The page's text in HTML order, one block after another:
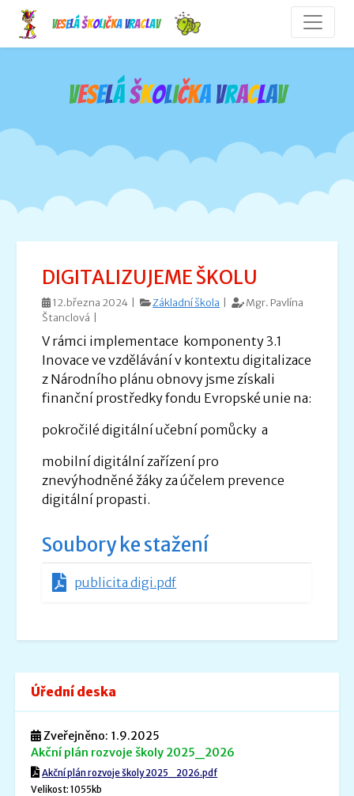
Veselá školička Vraclav
Veseláškolička Vraclav
DIGITALIZUJEME ŠKOLU
12.března 2024 | Základní škola |
Mgr. Pavlína
Štanclová |
V rámci implementace komponenty 3.1
Inovace ve vzdělávání v kontextu digitalizace
z Národního plánu obnovy jsme získali
finanční prostředky fondu Evropské unie na:
pokročilé digitální učební pomůcky a
mobilní digitální zařízení pro
znevýhodněné žáky za účelem prevence
digitální propasti.
Soubory ke stažení
publicita digi.pdf
Úřední deska
Zveřejněno: 1.9.2025
Akční plán rozvoje školy 2025_2026
Akční plán rozvoje školy 2025_2026.pdf
Velikost: 1055kb